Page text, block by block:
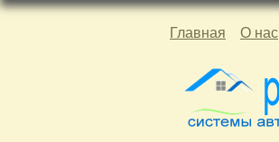
Главная О нас